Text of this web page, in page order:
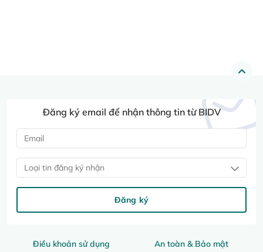
Điều khoản sử dụng
An toàn & Bảo mật
Đăng ký email để nhận thông tin từ BIDV
Loại tin đăng ký nhận
Đăng ký